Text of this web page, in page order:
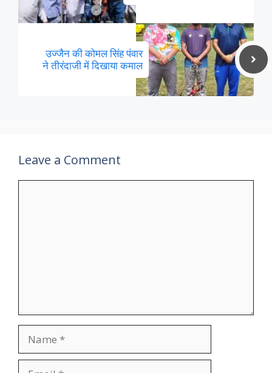
उज्जैन की कोमल सिंह पंवार
ने तीरंदाजी में दिखाया कमाल
Leave a Comment